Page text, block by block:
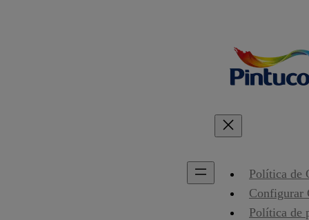
Política de
Configurar
Política de